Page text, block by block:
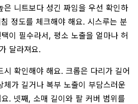
은 니트보다 성긴 짜임을 우선 확인하
정도를 체크해야 해요. 시스루는 분
이 필수라서, 평소 노출을 얼마나 허
달라져요.
시 확인해야 해요. 크롭은 다리가 길어
가 길거나 복부 노출이 부담스러운
. 넷째, 소매 길이와 팔 커버 범위를